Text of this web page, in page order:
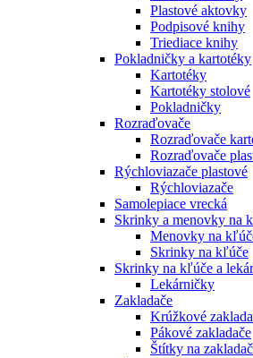
Plastové aktovky
Podpisové knihy
Triediace knihy
Pokladničky a kartotéky
Kartotéky
Kartotéky stolové
Pokladničky
Rozraďovače
Rozraďovače
Rozraďovače
Rýchloviazače plastové
Rýchloviazače
Samolepiace vrecká
Skrinky a menovky na
Menovky na
Skrinky na kľúče
Skrinky na kľúče a
Lekárničky
Zakladače
Krúžkové
Pákové zakladače
Štítky na